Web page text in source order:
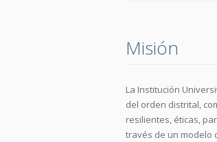
Misión
La Institución
del orden distrital,
resilientes, éticas,
través de un modelo